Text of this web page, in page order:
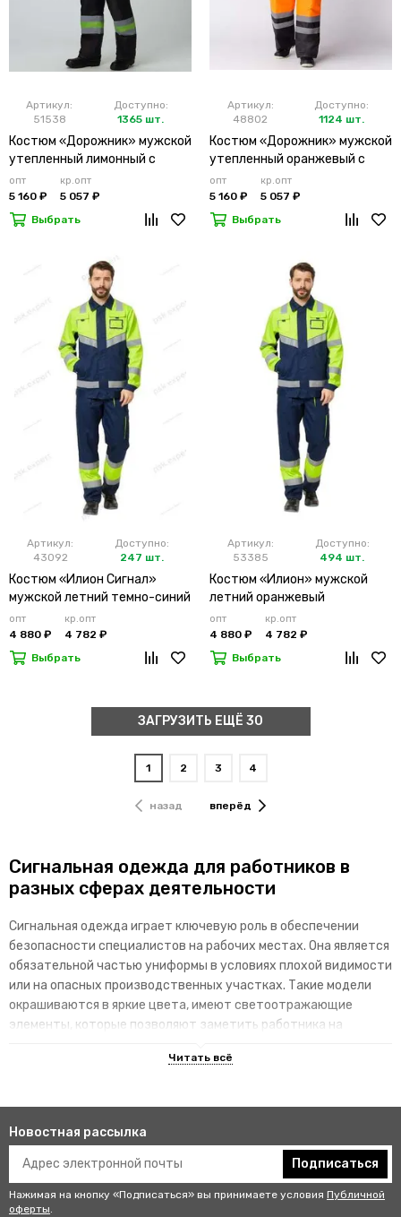
Артикул:
51538
Доступно:
1365 шт.
Костюм «Дорожник» мужской
утепленный лимонный с
брюками
опт
5 160 ₽
кр.опт
5 057 ₽
Выбрать
Артикул:
48802
Доступно:
1124 шт.
Костюм «Дорожник» мужской
утепленный оранжевый с
брюками
опт
5 160 ₽
кр.опт
5 057 ₽
Выбрать
Артикул:
43092
Доступно:
247 шт.
Костюм «Илион Сигнал»
мужской летний темно-синий
опт
4 880 ₽
кр.опт
4 782 ₽
Выбрать
Артикул:
53385
Доступно:
494 шт.
Костюм «Илион» мужской
летний оранжевый
опт
4 880 ₽
кр.опт
4 782 ₽
Выбрать
ЗАГРУЗИТЬ ЕЩЁ 30
назад
1 2 3 4
вперёд
Сигнальная одежда для работников в
разных сферах деятельности
Сигнальная одежда играет ключевую роль в обеспечении
безопасности специалистов на рабочих местах. Она является
обязательной частью униформы в условиях плохой видимости
или на опасных производственных участках. Такие модели
окрашиваются в яркие цвета, имеют светоотражающие
элементы, которые позволяют заметить работника на
изделий
Гарантируют улучшенную видимость человека и его
безопасность на рабочем месте. В результате этого
снижается риск аварии и получения травмы.
Не мешаются во время выполнения профессиональных
Новостная рассылка
Подписаться
Нажимая на кнопку «Подписаться» вы принимаете условия Публичной
оферты.